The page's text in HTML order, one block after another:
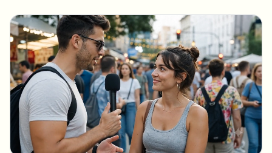
거리 인터뷰 블러
게임 및 스트림 블러
사진 얼굴 흐리기
얼굴 익명화
음성 익명화 도구
얼굴 교체 - 이미지
공공 부문
FOIA, 안전한 공개 및 편집
대량 얼굴 익명화
대량 배치, 보존 및 SLA
대량 번호판 블러
차량, 블랙박스 및 주차장 대규모 처리
제품